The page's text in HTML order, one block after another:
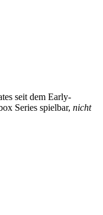
seit dem Early-
Series spielbar, nicht